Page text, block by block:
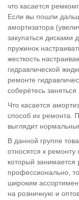
что касается
Если вы пошли
амортизатора
закупаться дисками
пружинок
жесткость
гидравлической
ремонте
соберётесь
Что касается
способ их ремонта.
выглядит
В данной группе
относятся к
который
профессионально,
широким
на розничную и